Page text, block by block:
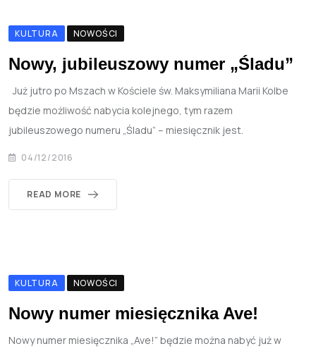
KULTURA NOWOŚCI
Nowy, jubileuszowy numer „Śladu”
Już jutro po Mszach w Kościele św. Maksymiliana Marii Kolbe
będzie możliwość nabycia kolejnego, tym razem
jubileuszowego numeru „Śladu” – miesięcznik jest.
04/12/2016
READ MORE
KULTURA NOWOŚCI
Nowy numer miesięcznika Ave!
Nowy numer miesięcznika „Ave!” będzie można nabyć już w